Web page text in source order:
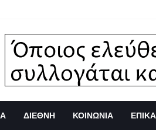
ΔΙΕΘΝΗ ΚΟΙΝΩΝΙΑ